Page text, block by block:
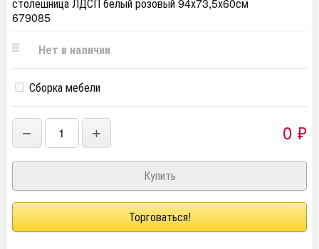
столешница ЛДСП белый розовый 94х73,5х60см
679085
Нет в наличии
Сборка мебели
− + 0 ₽
Торговаться!